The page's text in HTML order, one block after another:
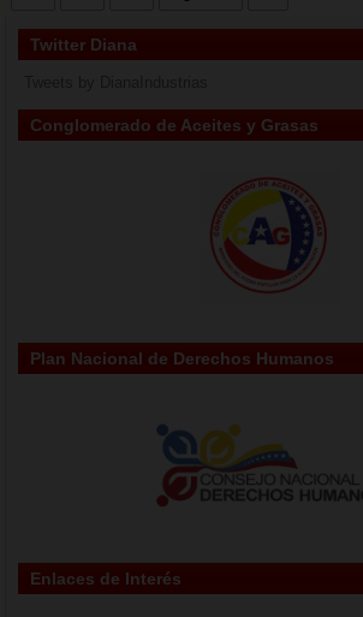
Twitter Diana
Conglomerado de Aceites y Grasas
Plan Nacional de Derechos Humanos
Enlaces de Interés